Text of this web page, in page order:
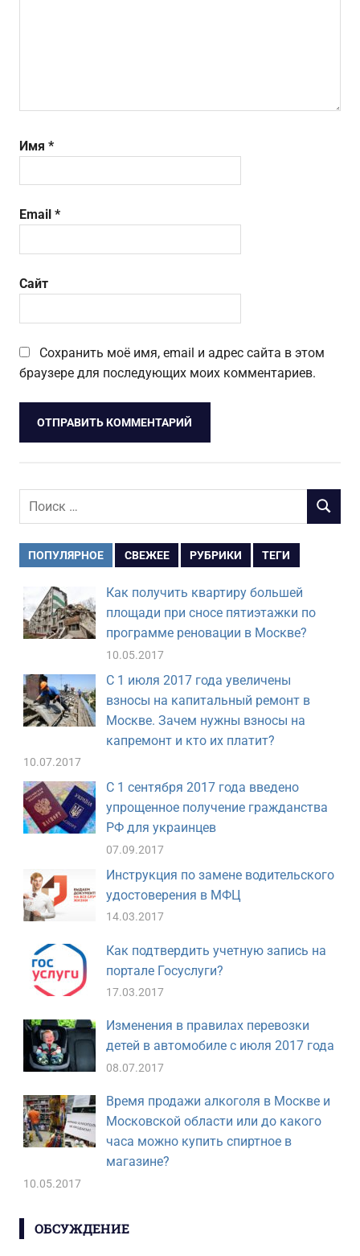
Имя *
Email *
Сайт
Сохранить моё имя, email и адрес сайта в этом
браузере для последующих моих комментариев.
Поиск
ПОИСК
ПОПУЛЯРНОЕ СВЕЖЕЕ РУБРИКИ ТЕГИ
Как получить квартиру большей
площади при сносе пятиэтажки по
программе реновации в Москве?
10.05.2017
С 1 июля 2017 года увеличены
взносы на капитальный ремонт в
Москве. Зачем нужны взносы на
капремонт и кто их платит?
10.07.2017
С 1 сентября 2017 года введено
упрощенное получение гражданства
РФ для украинцев
07.09.2017
Инструкция по замене водительского
удостоверения в МФЦ
14.03.2017
Как подтвердить учетную запись на
портале Госуслуги?
17.03.2017
Изменения в правилах перевозки
детей в автомобиле с июля 2017 года
08.07.2017
Время продажи алкоголя в Москве и
Московской области или до какого
часа можно купить спиртное в
магазине?
10.05.2017
ОБСУЖДЕНИЕ